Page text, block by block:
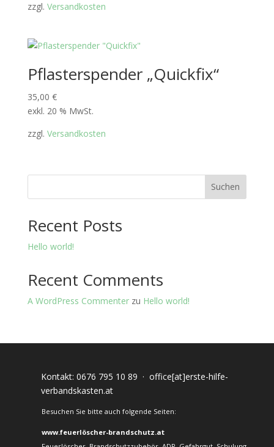
zzgl. Versandkosten
Pflasterspender „Quickfix“
35,00 €
exkl. 20 % MwSt.
zzgl. Versandkosten
Suchen
Recent Posts
Hello world!
Recent Comments
A WordPress Commenterzu Hello world!
Kontakt: 0676 795 10 89 · office[at]erste-hilfe-
verbandskasten.at
Besuchen Sie bitte auch folgende Seiten:
www.feuerlöscher-brandschutz.at